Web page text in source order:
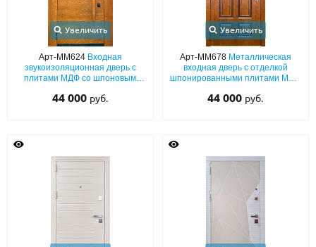
Увеличить
Арт-ММ624 Входная
звукоизоляционная дверь с
плитами МДФ со шпоновым
наличниками и бугельной
44 000 руб.
Увеличить
Арт-ММ678 Металлическая
входная дверь с отделкой
шпонированными плитами МДФ
44 000 руб.